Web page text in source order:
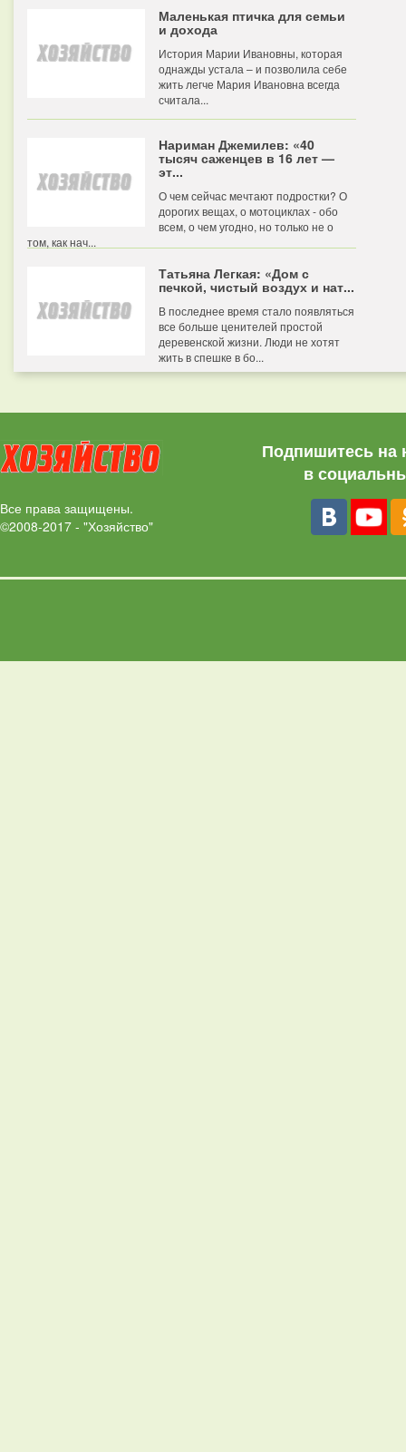
Маленькая птичка для семьи
и дохода
История Марии Ивановны, которая
однажды устала – и позволила себе
жить легче Мария Ивановна всегда
считала...
Нариман Джемилев: «40
тысяч саженцев в 16 лет —
эт...
О чем сейчас мечтают подростки? О
дорогих вещах, о мотоциклах - обо
всем, о чем угодно, но только не о
том, как нач...
Татьяна Легкая: «Дом с
печкой, чистый воздух и нат...
В последнее время стало появляться
все больше ценителей простой
деревенской жизни. Люди не хотят
жить в спешке в бо...
Все права защищены.
©2008-2017 - "Хозяйство"
Подпишитесь на
в